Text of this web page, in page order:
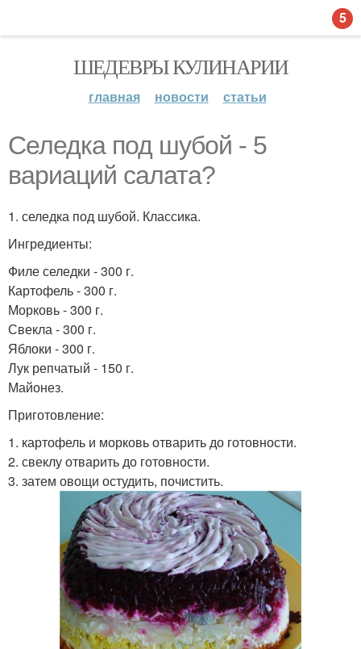
ШЕДЕВРЫ КУЛИНАРИИ
главная новости статьи
Селедка под шубой - 5
вариаций салата?
1. селедка под шубой. Классика.
Ингредиенты:
Филе селедки - 300 г.
Картофель - 300 г.
Морковь - 300 г.
Свекла - 300 г.
Яблоки - 300 г.
Лук репчатый - 150 г.
Майонез.
Приготовление:
1. картофель и морковь отварить до готовности.
2. свеклу отварить до готовности.
3. затем овощи остудить, почистить.
5